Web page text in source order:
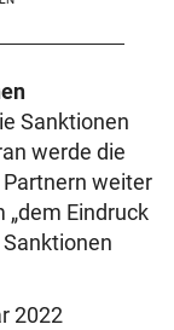
Sanktionen
werde die
weiter
„dem Eindruck
2022